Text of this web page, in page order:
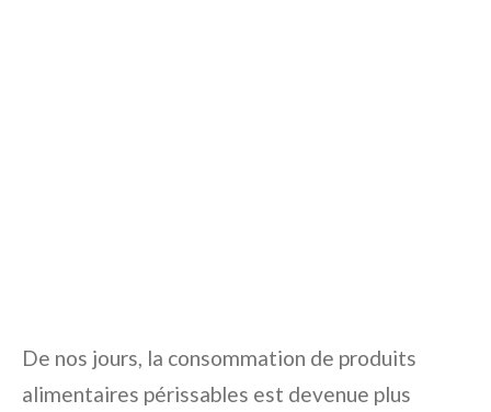
De nos jours, la consommation de produits
alimentaires périssables est devenue plus